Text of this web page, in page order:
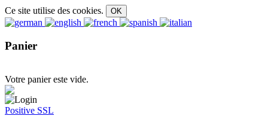
Ce site utilise des cookies.
Panier
Votre panier este vide.
Positive SSL